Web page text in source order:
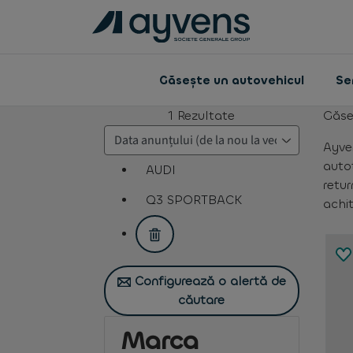
Găsește un autovehicul
1 Rezultate
AUDI
assistive.text.remove.filter.button
Q3 SPORTBACK
assistive.text.remove.filter.button
Configurează o alertă de
căutare
Marca